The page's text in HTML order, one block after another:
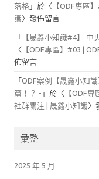
落格 」於〈 【ODF專區
識〉發佈留言
「 【晟鑫小知識#4】 中
〈 【ODF專區】#03 |
佈留言
「ODF案例【晟鑫小知
篇！？ - 」於〈 【ODF
社群關注 | 晟鑫小知識〉
彙整
2025 年 5 月